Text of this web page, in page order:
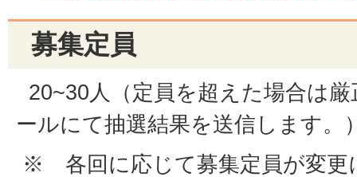
募集定員
20~30人（定員を超えた場合は
ールにて抽選結果を送信します。
※ 各回に応じて募集定員が変更